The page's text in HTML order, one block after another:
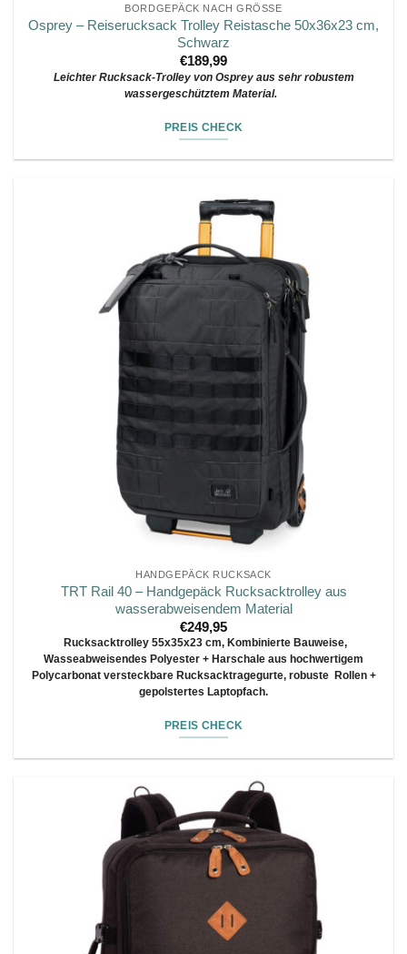
BORDGEPÄCK NACH GRÖSSE
Osprey – Reiserucksack Trolley Reistasche 50x36x23 cm,
Schwarz
€189,99
Leichter Rucksack-Trolley von Osprey aus sehr robustem
wassergeschütztem Material.
PREIS CHECK
HANDGEPÄCK RUCKSACK
TRT Rail 40 – Handgepäck Rucksacktrolley aus
wasserabweisendem Material
€249,95
Rucksacktrolley 55x35x23 cm, Kombinierte Bauweise,
Wasseabweisendes Polyester + Harschale aus hochwertigem
Polycarbonat versteckbare Rucksacktragegurte, robuste Rollen +
gepolstertes Laptopfach.
PREIS CHECK